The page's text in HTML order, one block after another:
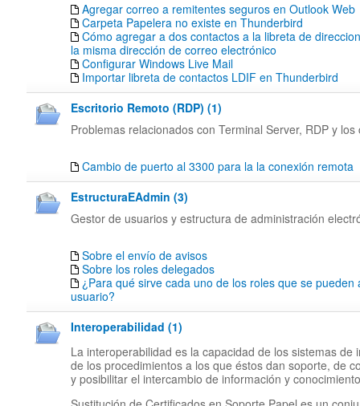
Agregar correo a remitentes seguros en Outlook Web
Carpeta Papelera no existe en Thunderbird
Cómo agregar a dos contactos a la libreta de
la misma dirección de correo electrónico
Configurar Windows Live Mail
Importar libreta de contactos LDIF en Thunderbird
Escritorio Remoto (RDP) (1)
Problemas relacionados con Terminal Server, RDP y los
Cambio de puerto al 3300 para la la conexión remota
EstructuraEAdmin (3)
Gestor de usuarios y estructura de administración
Sobre el envío de avisos
Sobre los roles delegados
¿Para qué sirve cada uno de los roles que se pueden
usuario?
Interoperabilidad (1)
La interoperabilidad es la capacidad de los sistemas de
de los procedimientos a los que éstos dan soporte, de
y posibilitar el intercambio de información y